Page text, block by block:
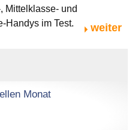
Mittelklasse- und
Handys im Test.
weiter
Monat